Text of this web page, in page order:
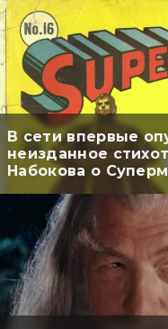
В сети впервые
неизданное
Набокова о
перевели